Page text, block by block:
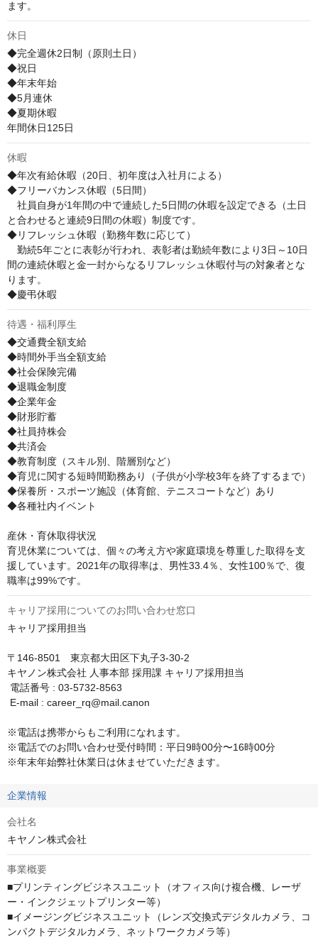
ます。
休日
◆完全週休2日制（原則土日）
◆祝日
◆年末年始
◆5月連休
◆夏期休暇
年間休日125日
休暇
◆年次有給休暇（20日、初年度は入社月による）
◆フリーバカンス休暇（5日間）
社員自身が1年間の中で連続した5日間の休暇を設定できる（土日
と合わせると連続9日間の休暇）制度です。
◆リフレッシュ休暇（勤務年数に応じて）
勤続5年ごとに表彰が行われ、表彰者は勤続年数により3日～10日
間の連続休暇と金一封からなるリフレッシュ休暇付与の対象者とな
ります。
◆慶弔休暇
待遇・福利厚生
◆交通費全額支給
◆時間外手当全額支給
◆社会保険完備
◆退職金制度
◆企業年金
◆財形貯蓄
◆社員持株会
◆共済会
◆教育制度（スキル別、階層別など）
◆育児に関する短時間勤務あり（子供が小学校3年を終了するまで）
◆保養所・スポーツ施設（体育館、テニスコートなど）あり
◆各種社内イベント
産休・育休取得状況
育児休業については、個々の考え方や家庭環境を尊重した取得を支
援しています。2021年の取得率は、男性33.4％、女性100％で、復
職率は99%です。
キャリア採用についてのお問い合わせ窓口
キャリア採用担当
〒146-8501　東京都大田区下丸子3-30-2
キヤノン株式会社 人事本部 採用課 キャリア採用担当
※電話は携帯からもご利用になれます。
※電話でのお問い合わせ受付時間：平日9時00分〜16時00分
※年末年始弊社休業日は休ませていただきます。
企業情報
会社名
キヤノン株式会社
事業概要
■プリンティングビジネスユニット（オフィス向け複合機、レーザ
ー・インクジェットプリンター等）
■イメージングビジネスユニット（レンズ交換式デジタルカメラ、コ
ンパクトデジタルカメラ、ネットワークカメラ等）